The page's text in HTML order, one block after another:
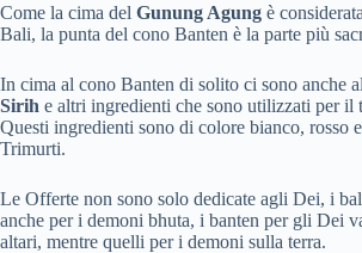
Come la cima del Gunung Agung è
Bali, la punta del cono Banten è la parte più
In cima al cono Banten di solito ci sono anche
Sirih e altri ingredienti che sono utilizzati per il
Questi ingredienti sono di colore bianco, rosso
Trimurti.
Le Offerte non sono solo dedicate agli Dei, i
anche per i demoni bhuta, i banten per gli Dei
altari, mentre quelli per i demoni sulla terra.